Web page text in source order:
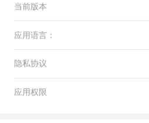
当前版本
应用语言：
隐私协议
应用权限